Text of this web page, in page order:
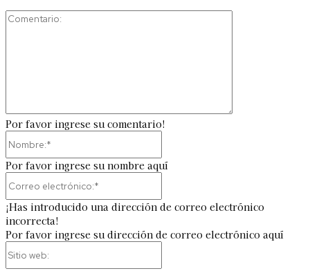
Por favor ingrese su comentario!
Por favor ingrese su nombre aquí
¡Has introducido una dirección de correo electrónico
incorrecta!
Por favor ingrese su dirección de correo electrónico aquí